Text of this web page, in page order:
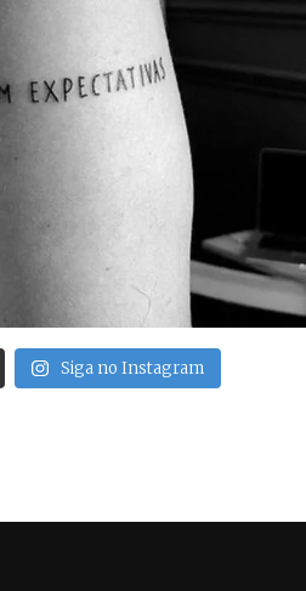
Siga no Instagram